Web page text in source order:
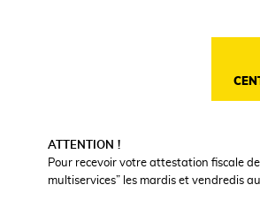
ATTENTION !
Pour recevoir votre attestation fiscale
multiservices” les mardis et vendredis